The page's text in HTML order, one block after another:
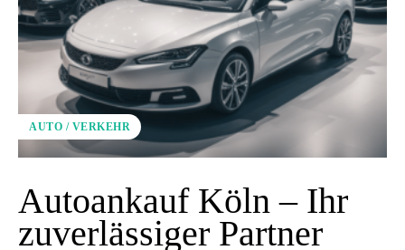
AUTO / VERKEHR
Autoankauf Köln – Ihr
zuverlässiger Partner